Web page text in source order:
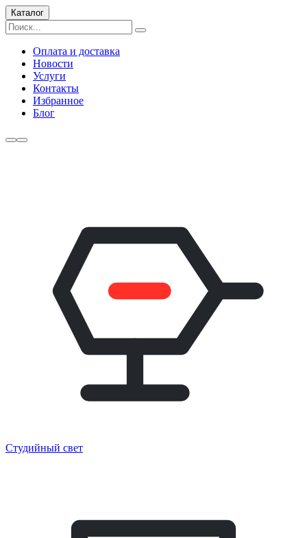
Каталог
Оплата и доставка
Новости
Услуги
Контакты
Избранное
Блог
Студийный свет